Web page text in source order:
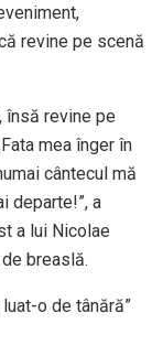
revine pe scenă
însă revine pe
mea înger în
cântecul mă
departe!”, a
a lui Nicolae
breaslă.
o de tânără”